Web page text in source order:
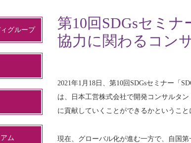
第10回SDGsセミナ
協力に関わるコン
2021年1月18日、第10回SDGsセミナー「
は、日本工営株式会社で開発コンサルタ
に貢献していくことができるかということ
現在、グローバル化が進む一方で、自国
グループ
ム